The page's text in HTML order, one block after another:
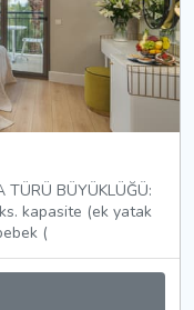
BÜYÜKLÜĞÜ:
kapasite (ek yatak
(